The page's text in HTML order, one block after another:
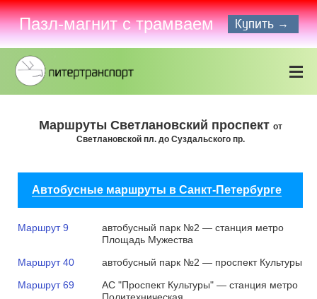
Пазл-магнит с трамваем Купить →
Маршруты Светлановский проспект от
Светлановской пл. до Суздальского пр.
Автобусные маршруты в Санкт-Петербурге
Маршрут 9
автобусный парк №2 — станция метро
Площадь Мужества
Маршрут 40
автобусный парк №2 — проспект Культуры
Маршрут 69
АС "Проспект Культуры" — станция метро